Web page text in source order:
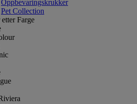
Oppbevaringskrukker
Pet Collection
etter Farge